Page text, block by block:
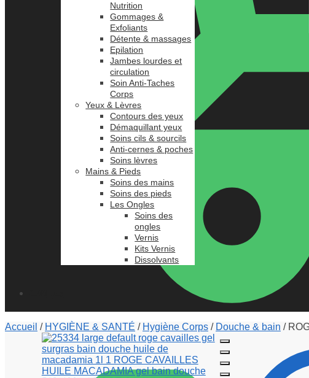
Nutrition
Gommages &
Exfoliants
Détente & massages
Epilation
Jambes lourdes et
circulation
Soin Anti-Taches
Corps
Yeux & Lèvres
Contours des yeux
Démaquillant yeux
Soins cils & sourcils
Anti-cernes & poches
Soins lèvres
Mains & Pieds
Soins des mains
Soins des pieds
Les Ongles
Soins des
ongles
Vernis
Kits Vernis
Dissolvants
Accueil / HYGIÈNE & SANTÉ / Hygiène Corps / Douche & bain /